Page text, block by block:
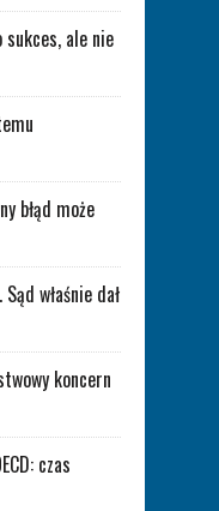
sukces, ale nie
błąd może
właśnie dał
koncern
czas